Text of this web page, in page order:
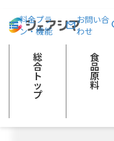
料金プラ
ン・機能
お問い合
わせ
総
合
ト
ッ
プ
食
品
原
料
総合トップ 食品原料
粉類